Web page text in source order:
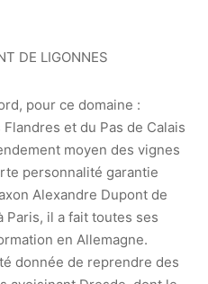
DE LIGONNES
pour ce domaine :
et du Pas de Calais
moyen des vignes
personnalité garantie
Alexandre Dupont de
Paris, il a fait toutes ses
en Allemagne.
donnée de reprendre des